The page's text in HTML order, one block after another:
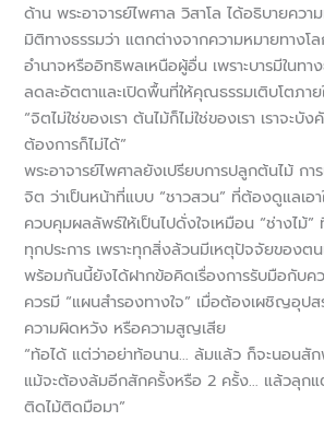
ด้าน พระอาจารย์ไพศาล วิสาโล ได้อธิบายควา
มิติทางธรรมว่า แตกต่างจากความหมายทางโ
อำนาจหรืออิทธิพลเหนือผู้อื่น เพราะบารมีในท
ลดละอัตตาและเปิดพื้นที่ให้คุณธรรมเติบโตภาย
“จิตไม่ใช่ของเรา ต้นไม้ก็ไม่ใช่ของเรา เราจะบัง
ต้องการก็ไม่ได้”
พระอาจารย์ไพศาลยังเปรียบการปลูกต้นไม้ กา
จิต ว่าเป็นหน้าที่แบบ “ชาวสวน” ที่ต้องดูแลเอา
ควบคุมผลลัพธ์ให้เป็นไปดั่งใจเหมือน “ช่างไม้”
ทุกประการ เพราะทุกสิ่งล้วนมีเหตุปัจจัยของต
พร้อมกันนี้ยังได้ฝากข้อคิดเรื่องการรับมือกับค
ควรมี “แผนสำรองทางใจ” เมื่อต้องเผชิญอุปส
ความผิดหวัง หรือความสูญเสีย
“ท้อได้ แต่ว่าอย่าท้อนาน… ล้มแล้ว ก็จะนอนสั
แม้จะต้องล้มอีกสักครั้งหรือ 2 ครั้ง… แล้วลุกแ
ติดไม้ติดมือมา”